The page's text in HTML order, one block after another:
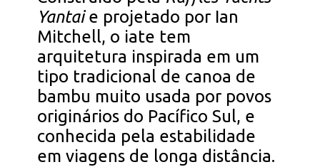
Yantaie projetado por Ian
Mitchell, o iate tem
arquitetura inspirada em um
tipo tradicional de canoa de
bambu muito usada por povos
originários do Pacífico Sul, e
conhecida pela estabilidade
em viagens de longa distância.